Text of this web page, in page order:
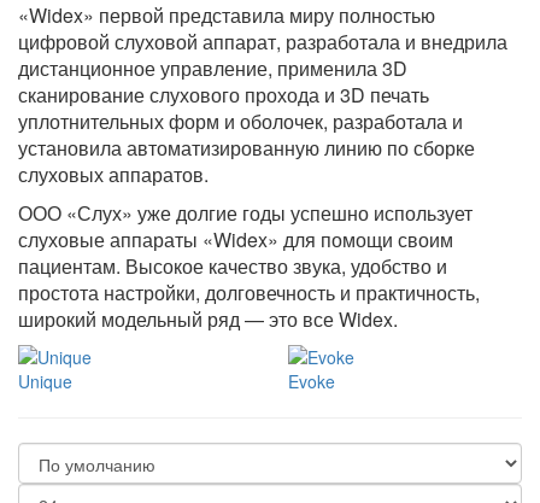
«Widex» первой представила миру полностью
цифровой слуховой аппарат, разработала и внедрила
дистанционное управление, применила 3D
сканирование слухового прохода и 3D печать
уплотнительных форм и оболочек, разработала и
установила автоматизированную линию по сборке
слуховых аппаратов.
ООО «Слух» уже долгие годы успешно использует
слуховые аппараты «Widex» для помощи своим
пациентам. Высокое качество звука, удобство и
простота настройки, долговечность и практичность,
широкий модельный ряд — это все Widex.
Unique Evoke